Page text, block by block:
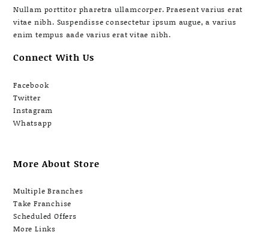
Nullam porttitor pharetra ullamcorper. Praesent varius erat
vitae nibh. Suspendisse consectetur ipsum augue, a varius
enim tempus aade varius erat vitae nibh.
Connect With Us
Facebook
Twitter
Instagram
Whatsapp
More About Store
Multiple Branches
Take Franchise
Scheduled Offers
More Links